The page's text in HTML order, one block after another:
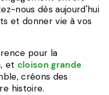
nous dès aujourd'hui
et donner vie à vos
pour la
, et cloison grande
créons des
histoire.